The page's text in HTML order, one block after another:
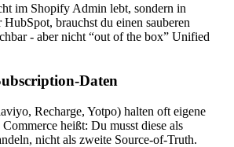
im Shopify Admin lebt, sondern in
brauchst du einen sauberen
- aber nicht “out of the box” Unified
Daten
Recharge, Yotpo) halten oft eigene
heißt: Du musst diese als
nicht als zweite Source-of-Truth.